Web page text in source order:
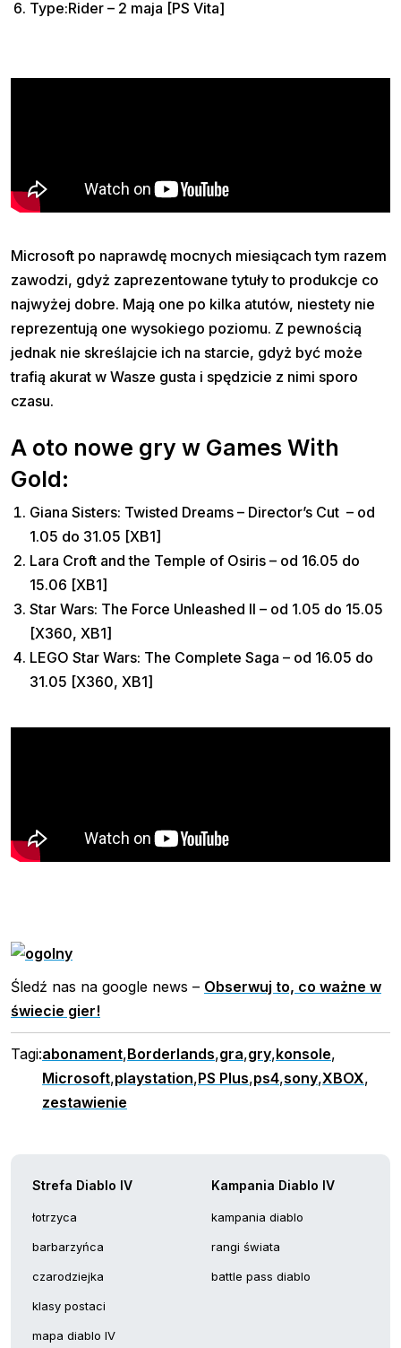
Type:Rider – 2 maja [PS Vita]
Microsoft po naprawdę mocnych miesiącach tym razem
zawodzi, gdyż zaprezentowane tytuły to produkcje co
najwyżej dobre. Mają one po kilka atutów, niestety nie
reprezentują one wysokiego poziomu. Z pewnością
jednak nie skreślajcie ich na starcie, gdyż być może
trafią akurat w Wasze gusta i spędzicie z nimi sporo
czasu.
A oto nowe gry w Games With
Gold:
Giana Sisters: Twisted Dreams – Director’s Cut – od
1.05 do 31.05 [XB1]
Lara Croft and the Temple of Osiris – od 16.05 do
15.06 [XB1]
Star Wars: The Force Unleashed II – od 1.05 do 15.05
[X360, XB1]
LEGO Star Wars: The Complete Saga – od 16.05 do
31.05 [X360, XB1]
Śledź nas na google news – Obserwuj to, co ważne w
świecie gier!
Tagi:abonament,Borderlands,gra,gry,konsole,
Microsoft,playstation,PS Plus,ps4,sony,XBOX,
zestawienie
Strefa Diablo IV
łotrzyca
barbarzyńca
czarodziejka
klasy postaci
mapa diablo IV
Kampania Diablo IV
kampania diablo
rangi świata
battle pass diablo